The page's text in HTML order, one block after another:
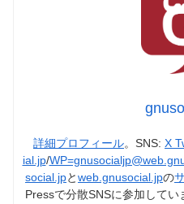
詳細プロフィール。SNS: X
ial.jp/
social.jpとweb.gnusocial.jpの
Pressで分散SNSに参加して